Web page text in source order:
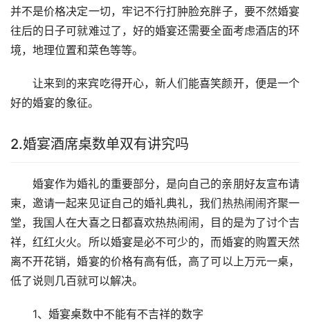
并不是价格决定一切，牢记不行打肿脸充胖子，要不然婚宴
往后的日子可就难过了，好的婚宴还需要全面考虑酒店的环
境，地理位置和菜色等等。
让来到的来宾吃得开心，新人们能喜笑颜开，便是一个
好的婚宴的象征。
2.婚宴酒席桌数单双有讲究吗
婚宴作为婚礼的重要部分，是向自己的亲朋好友宣布请
柬，邀请一起来见证自己的婚礼典礼，我们热热闹闹齐聚一
堂，我国人在大喜之日都喜欢热热闹闹，目的是为了讨个吉
祥，红红火火。所以婚宴是必不可少的，而婚宴的购置天然
离不开花销，婚宴的价格有高有低，高了可以上万元一桌，
低了说则几百就可以解决。
1、婚宴桌数中不能有不吉祥的数字